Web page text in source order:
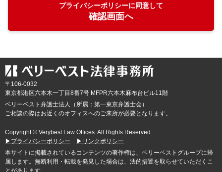
プライバシーポリシーに同意して
確認画面へ
〒106-0032
東京都港区六本木一丁目8番7号 MFPR六本木麻布台ビル11階
ベリーベスト弁護士法人（所属：第一東京弁護士会）
ご相談の際はお近くのオフィスへのご来所が必要となります。
Copyright © Verybest Law Offices. All Rights Reserved.
▶プライバシーポリシー
▶リンクポリシー
本サイトに掲載されているコンテンツの著作権は、ベリーベストグループに帰
属します。無断利用・転載を発見した場合は、法的措置を取らせていただくこ
とがあります。